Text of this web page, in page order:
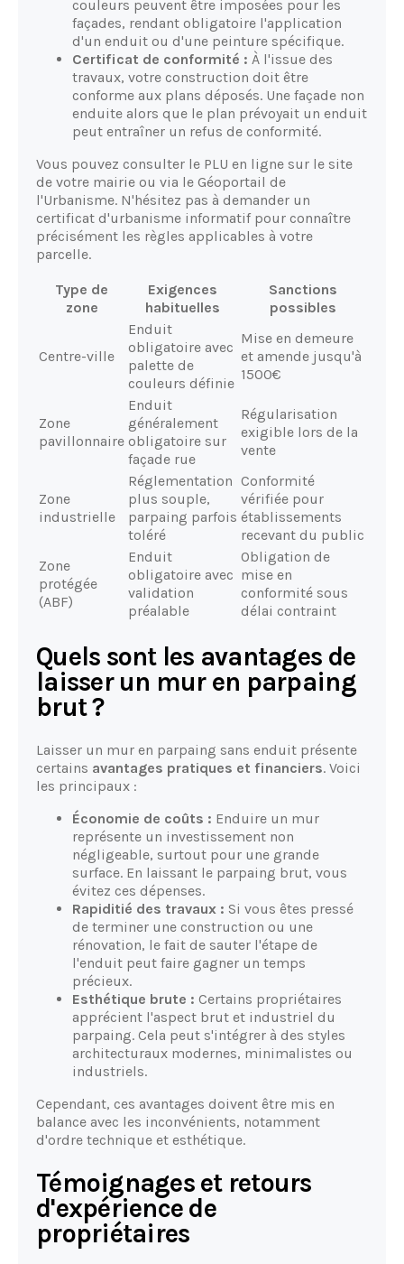
couleurs peuvent être imposées pour les
façades, rendant obligatoire l'application
d'un enduit ou d'une peinture spécifique.
Certificat de conformité : À l'issue des
travaux, votre construction doit être
conforme aux plans déposés. Une façade non
enduite alors que le plan prévoyait un enduit
peut entraîner un refus de conformité.
Vous pouvez consulter le PLU en ligne sur le site
de votre mairie ou via le Géoportail de
l'Urbanisme. N'hésitez pas à demander un
certificat d'urbanisme informatif pour connaître
précisément les règles applicables à votre
parcelle.
Type de
zone
Exigences
habituelles
Sanctions
possibles
Centre-ville
Enduit
obligatoire avec
palette de
couleurs définie
Mise en demeure
et amende jusqu'à
1500€
Zone
pavillonnaire
Enduit
généralement
obligatoire sur
façade rue
Régularisation
exigible lors de la
vente
Zone
industrielle
Réglementation
plus souple,
parpaing parfois
toléré
Conformité
vérifiée pour
établissements
recevant du public
Zone
protégée
(ABF)
Enduit
obligatoire avec
validation
préalable
Obligation de
mise en
conformité sous
délai contraint
Quels sont les avantages de
laisser un mur en parpaing
brut ?
Laisser un mur en parpaing sans enduit présente
certains avantages pratiques et financiers. Voici
les principaux :
Économie de coûts : Enduire un mur
représente un investissement non
négligeable, surtout pour une grande
surface. En laissant le parpaing brut, vous
évitez ces dépenses.
Rapiditié des travaux : Si vous êtes pressé
de terminer une construction ou une
rénovation, le fait de sauter l'étape de
l'enduit peut faire gagner un temps
précieux.
Esthétique brute : Certains propriétaires
apprécient l'aspect brut et industriel du
parpaing. Cela peut s'intégrer à des styles
architecturaux modernes, minimalistes ou
industriels.
Cependant, ces avantages doivent être mis en
balance avec les inconvénients, notamment
d'ordre technique et esthétique.
Témoignages et retours
d'expérience de
propriétaires